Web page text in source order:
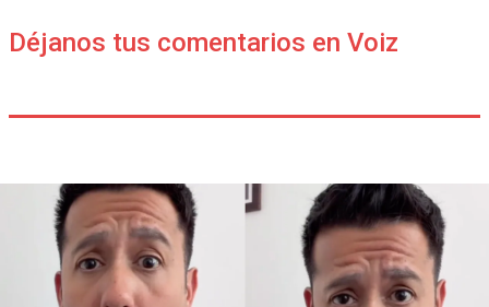
Déjanos tus comentarios en Voiz